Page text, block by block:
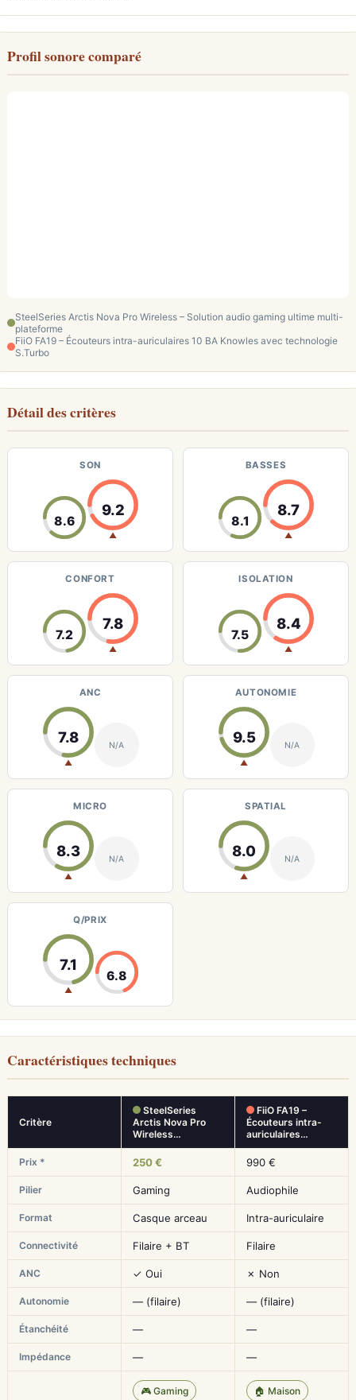
Profil sonore comparé
SteelSeries Arctis Nova Pro Wireless – Solution audio gaming ultime multi-
plateforme
FiiO FA19 – Écouteurs intra-auriculaires 10 BA Knowles avec technologie
S.Turbo
Détail des critères
SON
8.6
9.2
▲
BASSES
8.1
8.7
▲
CONFORT
7.2
7.8
▲
ISOLATION
7.5
8.4
▲
ANC
7.8
▲
N/A
AUTONOMIE
9.5
▲
N/A
MICRO
8.3
▲
N/A
SPATIAL
8.0
▲
N/A
Q/PRIX
7.1
▲
6.8
Caractéristiques techniques
Critère
SteelSeries
Arctis Nova Pro
Wireless…
FiiO FA19 –
Écouteurs intra-
auriculaires…
Prix * 250 € 990 €
Pilier Gaming Audiophile
Format Casque arceau Intra-auriculaire
Connectivité Filaire + BT Filaire
ANC ✓ Oui ✗ Non
Autonomie — (filaire) — (filaire)
Étanchéité — —
Impédance — —
🎮 Gaming 🏠 Maison